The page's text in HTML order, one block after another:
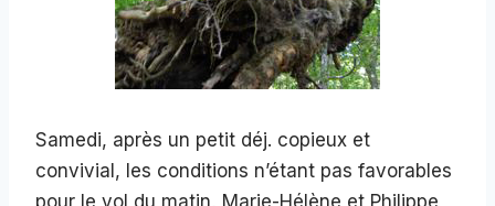
Samedi, après un petit déj. copieux et
convivial, les conditions n’étant pas favorables